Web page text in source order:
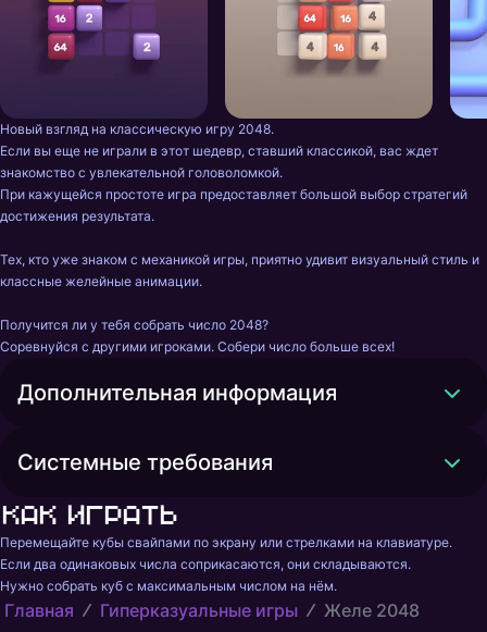
Новый взгляд на классическую игру 2048.
Если вы еще не играли в этот шедевр, ставший классикой, вас ждет
знакомство с увлекательной головоломкой.
При кажущейся простоте игра предоставляет большой выбор стратегий
достижения результата.
Тех, кто уже знаком с механикой игры, приятно удивит визуальный стиль и
классные желейные анимации.
Получится ли у тебя собрать число 2048?
Соревнуйся с другими игроками. Собери число больше всех!
Дополнительная информация
Системные требования
Как играть
Перемещайте кубы свайпами по экрану или стрелками на клавиатуре.
Если два одинаковых числа соприкасаются, они складываются.
Нужно собрать куб с максимальным числом на нём.
Главная Гиперказуальные игры Желе 2048